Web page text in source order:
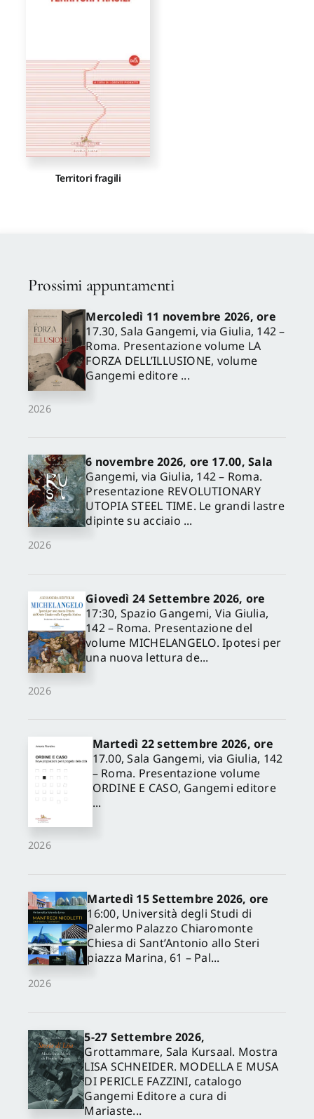
Gangemi Editore
Newsletter
Territori fragili
Prossimi appuntamenti
2026
Mercoledì 11 novembre 2026, ore
17.30, Sala Gangemi, via Giulia, 142 –
Roma. Presentazione volume LA
FORZA DELL’ILLUSIONE, volume
Gangemi editore ...
2026
6 novembre 2026, ore 17.00, Sala
Gangemi, via Giulia, 142 – Roma.
Presentazione REVOLUTIONARY
UTOPIA STEEL TIME. Le grandi lastre
dipinte su acciaio ...
2026
Giovedì 24 Settembre 2026, ore
17:30, Spazio Gangemi, Via Giulia,
142 – Roma. Presentazione del
volume MICHELANGELO. Ipotesi per
una nuova lettura de...
2026
Martedì 22 settembre 2026, ore
17.00, Sala Gangemi, via Giulia, 142
– Roma. Presentazione volume
ORDINE E CASO, Gangemi editore
...
2026
Martedì 15 Settembre 2026, ore
16:00, Università degli Studi di
Palermo Palazzo Chiaromonte
Chiesa di Sant’Antonio allo Steri
piazza Marina, 61 – Pal...
5-27 Settembre 2026,
Grottammare, Sala Kursaal. Mostra
LISA SCHNEIDER. MODELLA E MUSA
DI PERICLE FAZZINI, catalogo
Gangemi Editore a cura di
Mariaste...